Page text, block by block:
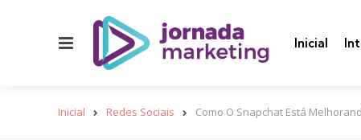
Inicial
Inicial Redes Sociais Como O Snapchat Está